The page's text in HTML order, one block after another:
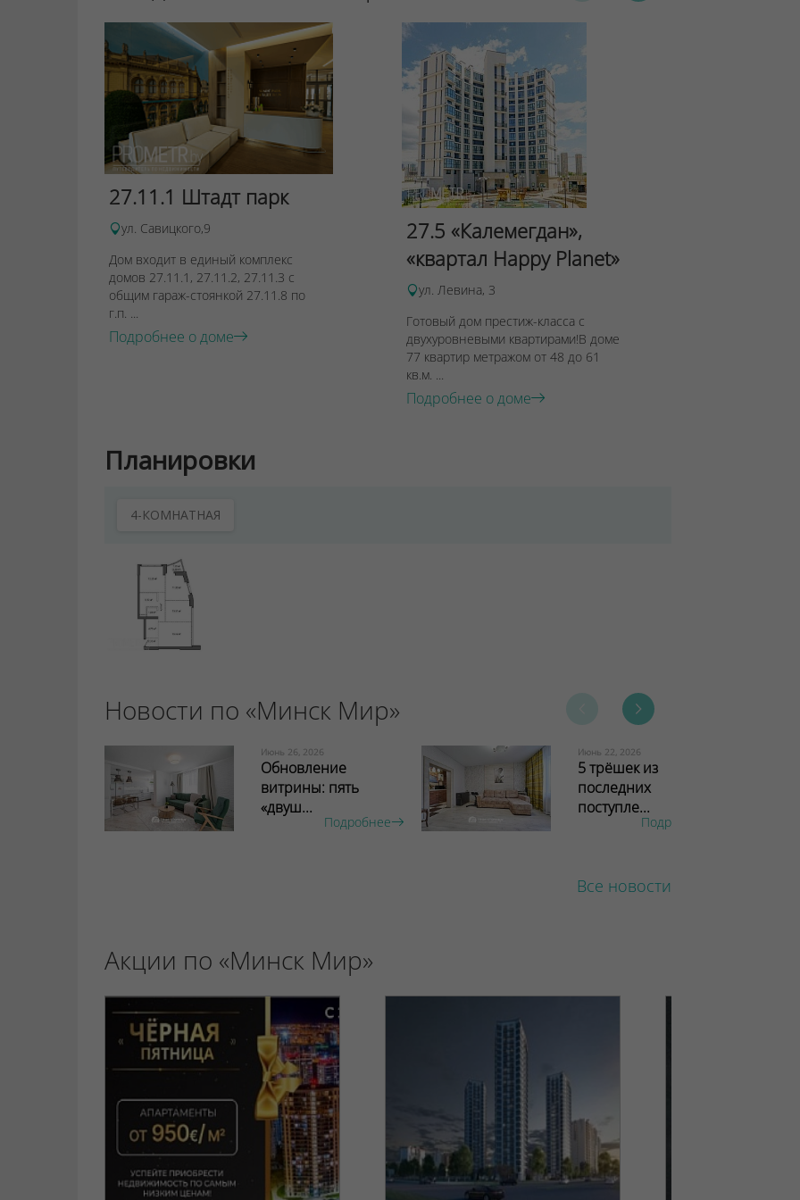
27.11.1 Штадт парк
ул. Савицкого,9
Дом входит в единый комплекс
домов 27.11.1, 27.11.2, 27.11.3 с
общим гараж-стоянкой 27.11.8 по
г.п. ...
Подробнее о доме
27.5 «Калемегдан»,
«квартал Happy Planet»
ул. Левина, 3
Готовый дом престиж-класса с
двухуровневыми квартирами!В доме
77 квартир метражом от 48 до 61
кв.м. ...
Подробнее о доме
Планировки
4-КОМНАТНАЯ
Новости по «Минск Мир»
Июнь 26, 2026
Обновление
витрины: пять
«двуш...
Подробнее
Июнь 22, 2026
5 трёшек из
последних
поступле...
Подробнее
Все новости
Акции по «Минск Мир»